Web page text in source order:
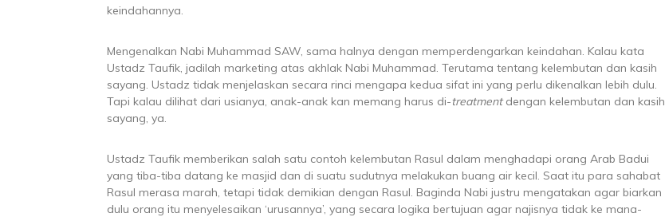
keindahannya.
Mengenalkan Nabi Muhammad SAW, sama halnya dengan memperdengarkan keindahan. Kalau kata
Ustadz Taufik, jadilah marketing atas akhlak Nabi Muhammad. Terutama tentang kelembutan dan kasih
sayang. Ustadz tidak menjelaskan secara rinci mengapa kedua sifat ini yang perlu dikenalkan lebih dulu.
Tapi kalau dilihat dari usianya, anak-anak kan memang harus di-treatmentdengan kelembutan dan kasih
sayang, ya.
Ustadz Taufik memberikan salah satu contoh kelembutan Rasul dalam menghadapi orang Arab Badui
yang tiba-tiba datang ke masjid dan di suatu sudutnya melakukan buang air kecil. Saat itu para sahabat
Rasul merasa marah, tetapi tidak demikian dengan Rasul. Baginda Nabi justru mengatakan agar biarkan
dulu orang itu menyelesaikan ‘urusannya’, yang secara logika bertujuan agar najisnya tidak ke mana-